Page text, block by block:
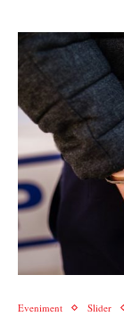
Eveniment Slider